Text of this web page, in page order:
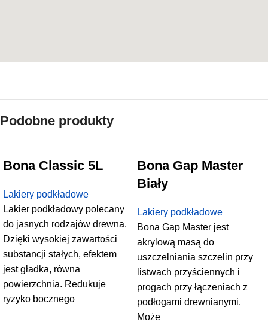
Podobne produkty
Bona Classic 5L
Lakiery podkładowe
Lakier podkładowy polecany
do jasnych rodzajów drewna.
Dzięki wysokiej zawartości
substancji stałych, efektem
jest gładka, równa
powierzchnia. Redukuje
ryzyko bocznego
Bona Gap Master
Biały
Lakiery podkładowe
Bona Gap Master jest
akrylową masą do
uszczelniania szczelin przy
listwach przyściennych i
progach przy łączeniach z
podłogami drewnianymi.
Może